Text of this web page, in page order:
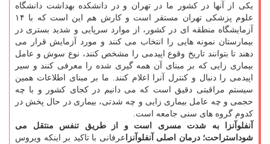
یكی از آنها در كشور ما در تهران و در دانشكده بهداشت دانشگاه
علوم پزشكی تهران مستقر است و كارش هم این است كه با ۱۴
آزمایشگاه منطقه ای در كشور، از موارد سرپایی و شدید بستری در
بیمارستان نمونه هایی را انتخاب می كنند و مورد آزمایش قرار می
دهند تا بتوانند تاریخ وقوع اپیدمی را مشخص كنند، نوع سوش و عامل
بیماری زایی كه بر مبنای آن همه گیری شده را معرفی كنند و سیر
اپیدمی را دنبال و كنترل آنرا اعلام كنند. ما بر مبنای اطلاعات همین
سیستم مراقبتی دقیق است كه می دانیم در كجای كشور و با چه
حجمی و چه عامل بیماری زایی و چه شدتی، بیماری در حال پخش در
كدوم گروه های سنی جامعه است.
آنفلوآنزا به شدت مسری است و از طریق تنفس منتقل می
شود استراحت؛ درمان اصلی آنفلوآنزا عرفانی با تاكید بر اینكه ویروس